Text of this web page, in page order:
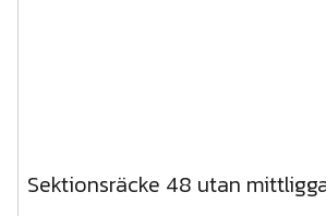
Sektionsräcke 48 utan